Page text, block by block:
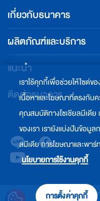
เกี่ยวกับธนาคาร
ผลิตภัณฑ์และบริการ
แนะนำ
ติดต่อธนาคาร
© สงวนลิขสิทธิ์ พ.ศ. 2564 ธน
เราใช้คุกกี้เพื่อช่วยให้ไซต์ข
เนื้อหาและโฆษณาที่ตรงกับ
คุณสมบัติทางโซเชียลมีเดีย
ของเรา เรายังแบ่งปันข้อมูล
ลมีเดีย การโฆษณาและพาร์
นโยบายการใช้งานคุกกี้
การตั้งค่าคุกกี้